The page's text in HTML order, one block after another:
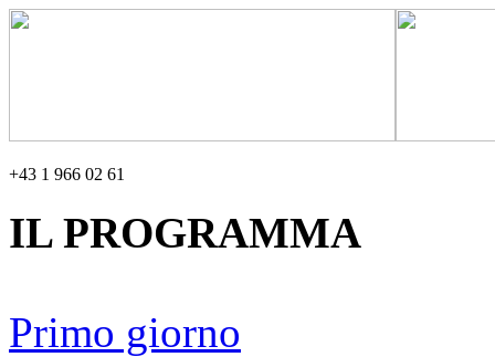
+43 1 966 02 61
IL PROGRAMMA
Primo giorno